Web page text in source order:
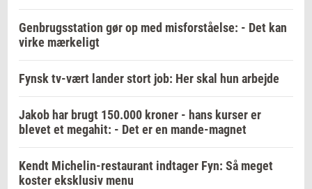
Genbrugsstation gør op med misforståelse: - Det kan
virke mærkeligt
Fynsk tv-vært lander stort job: Her skal hun arbejde
Jakob har brugt 150.000 kroner - hans kurser er
blevet et megahit: - Det er en mande-magnet
Kendt Michelin-restaurant indtager Fyn: Så meget
koster eksklusiv menu